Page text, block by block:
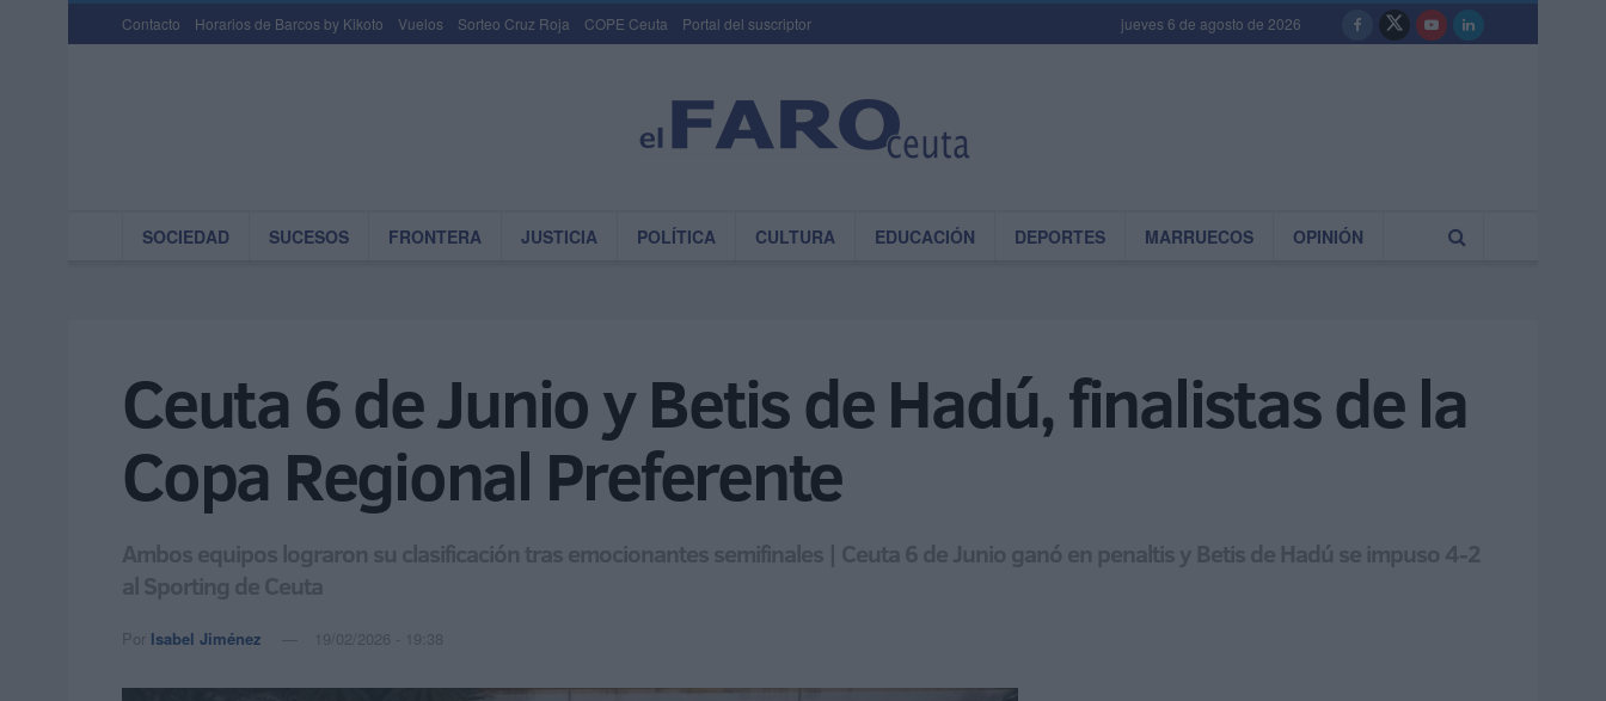
Contacto Horarios de Barcos by Kikoto Vuelos Sorteo Cruz Roja COPE Ceuta Portal del suscriptor jueves 6 de agosto de 2026
SOCIEDAD SUCESOS FRONTERA JUSTICIA POLÍTICA CULTURA EDUCACIÓN DEPORTES MARRUECOS OPINIÓN
Ceuta 6 de Junio y Betis de Hadú, finalistas de la
Copa Regional Preferente
Ambos equipos lograron su clasificación tras emocionantes semifinales | Ceuta 6 de Junio ganó en penaltis y Betis de Hadú se impuso 4-2
al Sporting de Ceuta
Por Isabel Jiménez 19/02/2026 - 19:38